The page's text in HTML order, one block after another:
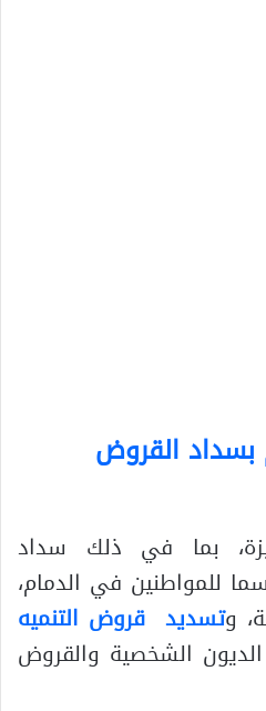
القروض
بما في ذلك سداد
للمواطنين في الدمام،
وتسديد قروض التنميه
الشخصية والقروض